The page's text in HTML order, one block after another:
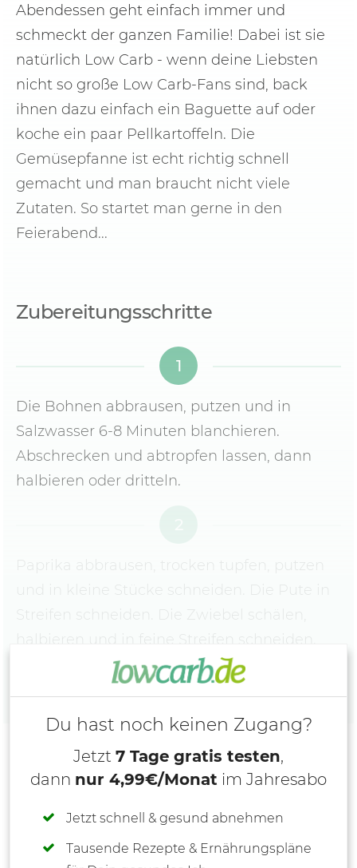
Abendessen geht einfach immer und
schmeckt der ganzen Familie! Dabei ist sie
natürlich Low Carb - wenn deine Liebsten
nicht so große Low Carb-Fans sind, back
ihnen dazu einfach ein Baguette auf oder
koche ein paar Pellkartoffeln. Die
Gemüsepfanne ist echt richtig schnell
gemacht und man braucht nicht viele
Zutaten. So startet man gerne in den
Feierabend...
Zubereitungsschritte
1
Die Bohnen abbrausen, putzen und in
Salzwasser 6-8 Minuten blanchieren.
Abschrecken und abtropfen lassen, dann
halbieren oder dritteln.
Paprika abbrausen, trocken tupfen, putzen
Du hast noch keinen Zugang?
Jetzt 7 Tage gratis testen,
dann nur 4,99€/Monat im Jahresabo
Jetzt schnell & gesund abnehmen
Tausende Rezepte & Ernährungspläne